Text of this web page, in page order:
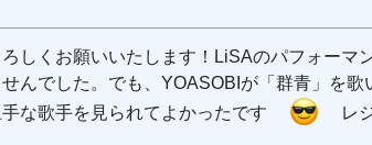
しくお願いいたします！LiSAのパフォーマ
んでした。でも、YOASOBIが「群青」を
手な歌手を見られてよかったです
レ